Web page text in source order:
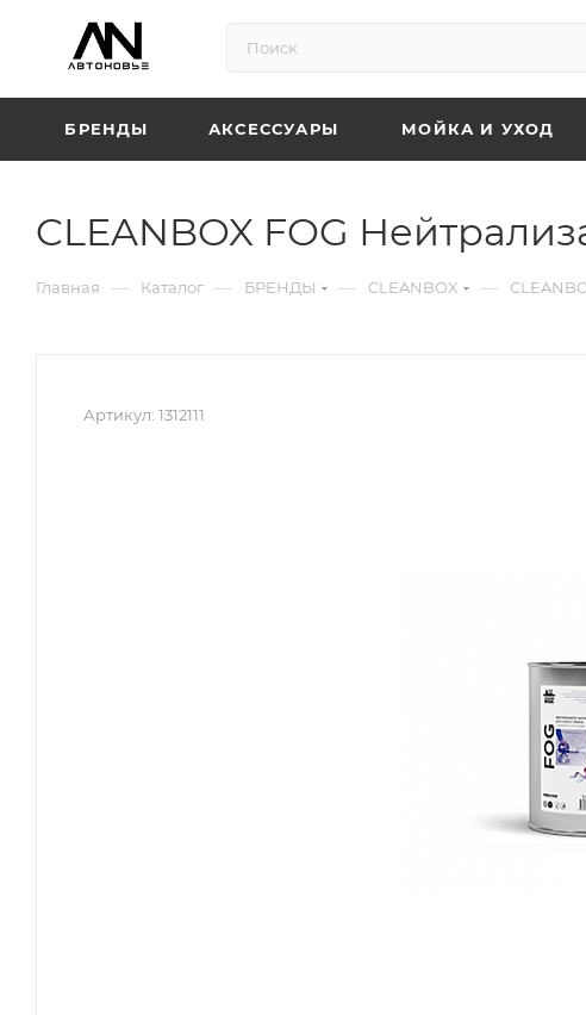
БРЕНДЫ АКСЕССУАРЫ МОЙКА И УХОД
CLEANBOX FOG
Главная — Каталог — БРЕНДЫ — CLEANBOX —
Артикул: 1312111